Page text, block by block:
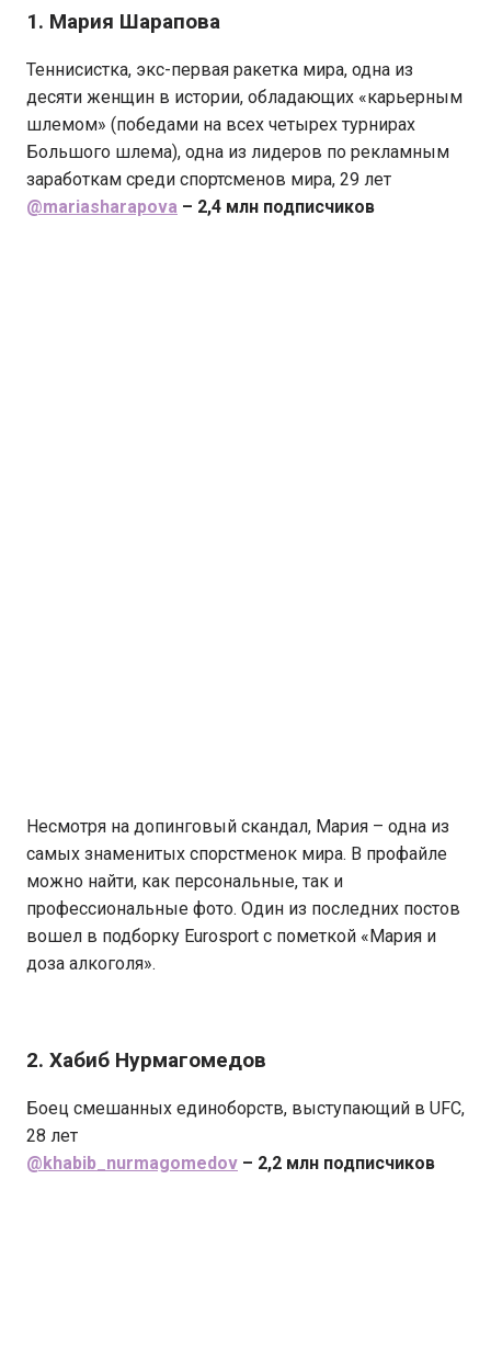
1. Мария Шарапова
Теннисистка, экс-первая ракетка мира, одна из
десяти женщин в истории, обладающих «карьерным
шлемом» (победами на всех четырех турнирах
Большого шлема), одна из лидеров по рекламным
заработкам среди спортсменов мира, 29 лет
@mariasharapova – 2,4 млн подписчиков
Несмотря на допинговый скандал, Мария – одна из
самых знаменитых спорстменок мира. В профайле
можно найти, как персональные, так и
профессиональные фото. Один из последних постов
вошел в подборку Eurosport с пометкой «Мария и
доза алкоголя».
2. Хабиб Нурмагомедов
Боец смешанных единоборств, выступающий в UFC,
28 лет
@khabib_nurmagomedov – 2,2 млн подписчиков